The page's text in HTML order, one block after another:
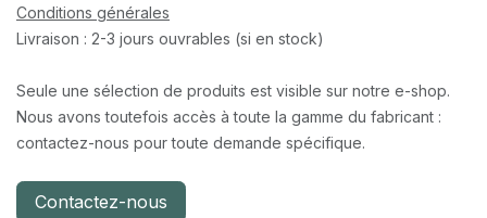
Conditions générales
Livraison : 2-3 jours ouvrables (si en stock)
Seule une sélection de produits est visible sur notre e-shop.
Nous avons toutefois accès à toute la gamme du fabricant :
contactez-nous pour toute demande spécifique.
Contactez-nous